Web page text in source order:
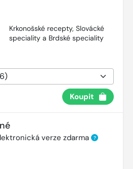
Krkonošské recepty, Slovácké
speciality a Brdské speciality
Koupit
verze zdarma ?